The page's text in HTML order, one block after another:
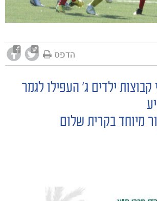
הדפס
קבוצות ילדים ג' העפילו לגמר
מיוחד בקרית שלום